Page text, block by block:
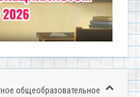
общеобразовательное